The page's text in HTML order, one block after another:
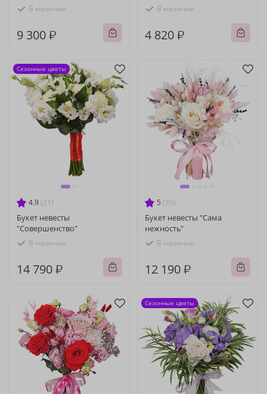
В наличии
9 300 ₽
В наличии
4 820 ₽
4.9 (21)
Букет невесты
"Совершенство"
В наличии
14 790 ₽
Сезонные цветы
5 (35)
Букет невесты "Сама
нежность"
В наличии
12 190 ₽
Сезонные цветы